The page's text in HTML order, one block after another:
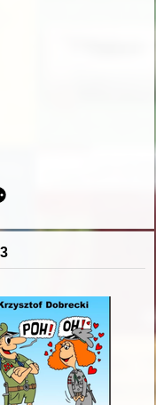
Dokumentów Życia